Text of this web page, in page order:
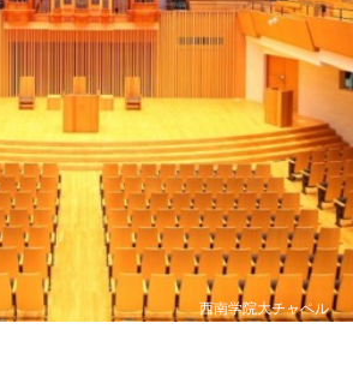
西南学院大チャペル